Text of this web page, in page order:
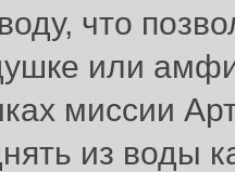
что
или
миссии
из воды
и